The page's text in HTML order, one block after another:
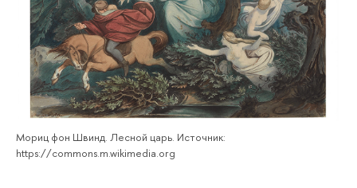
Мориц фон Швинд. Лесной царь. Источник:
https://commons.m.wikimedia.org